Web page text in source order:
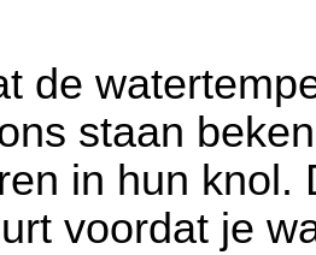
de
staan
in hun knol.
voordat je